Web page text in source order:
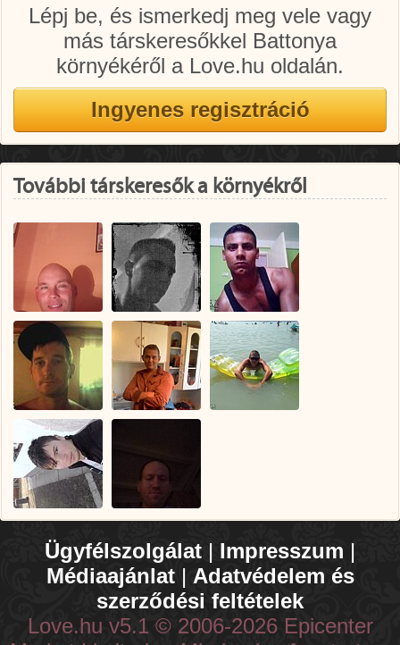
Lépj be, és ismerkedj meg vele vagy
más társkeresőkkel Battonya
környékéről a Love.hu oldalán.
További társkeresők a környékről
Ügyfélszolgálat | Impresszum |
Médiaajánlat| Adatvédelem és
szerződési feltételek
Love.hu v5.1 © 2006-2026 Epicenter